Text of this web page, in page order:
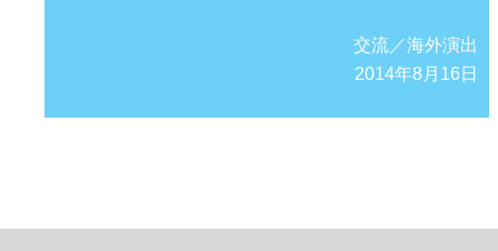
交流／海外演出
2014年8月16日